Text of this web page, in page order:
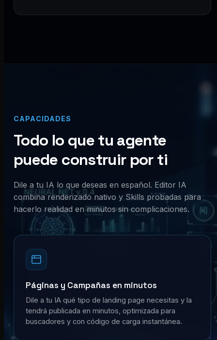
CAPACIDADES
Todo lo que tu agente
puede construir por ti
Dile a tu IA lo que deseas en español. Editor IA
combina renderizado nativo y Skills probadas para
hacerlo realidad en minutos sin complicaciones.
Páginas y Campañas en minutos
Dile a tu IA qué tipo de landing page necesitas y la
tendrá publicada en minutos, optimizada para
buscadores y con código de carga instantánea.